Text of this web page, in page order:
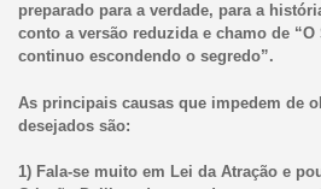
preparado para a verdade, para a
conto a versão reduzida e chamo de “O
continuo escondendo o segredo”.
As principais causas que impedem de
desejados são:
1) Fala-se muito em Lei da Atração e